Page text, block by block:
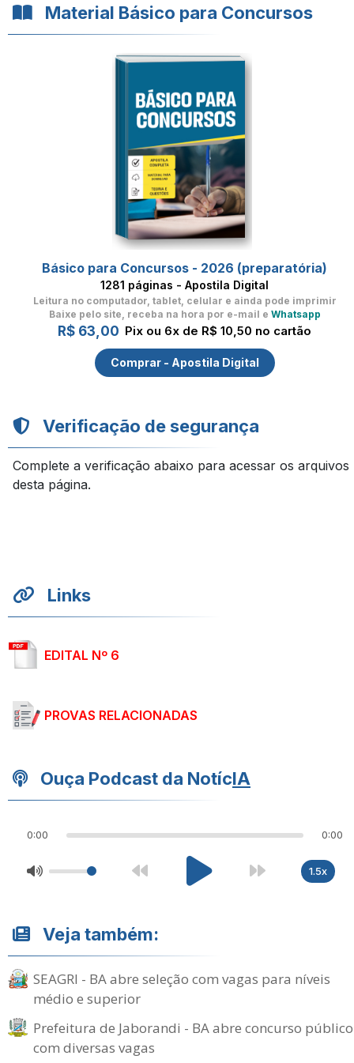
Material Básico para Concursos
Básico para Concursos - 2026 (preparatória)
1281 páginas - Apostila Digital
Leitura no computador, tablet, celular e ainda pode imprimir
Baixe pelo site, receba na hora por e-mail e Whatsapp
R$ 63,00 Pix ou 6x de R$ 10,50 no cartão
Comprar - Apostila Digital
Verificação de segurança
Complete a verificação abaixo para acessar os arquivos
desta página.
Links
EDITAL Nº 6
PROVAS RELACIONADAS
Ouça Podcast da NotícIA
0:00 0:00
1.5x
Veja também:
SEAGRI - BA abre seleção com vagas para níveis
médio e superior
Prefeitura de Jaborandi - BA abre concurso público
com diversas vagas